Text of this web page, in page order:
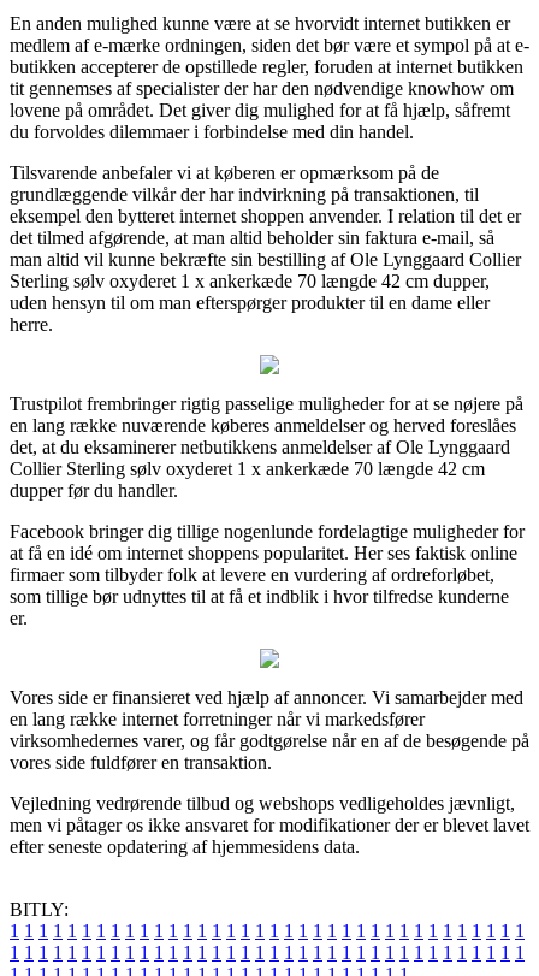
En anden mulighed kunne være at se hvorvidt internet butikken er
medlem af e-mærke ordningen, siden det bør være et sympol på at e-
butikken accepterer de opstillede regler, foruden at internet butikken
tit gennemses af specialister der har den nødvendige knowhow om
lovene på området. Det giver dig mulighed for at få hjælp, såfremt
du forvoldes dilemmaer i forbindelse med din handel.
Tilsvarende anbefaler vi at køberen er opmærksom på de
grundlæggende vilkår der har indvirkning på transaktionen, til
eksempel den bytteret internet shoppen anvender. I relation til det er
det tilmed afgørende, at man altid beholder sin faktura e-mail, så
man altid vil kunne bekræfte sin bestilling af Ole Lynggaard Collier
Sterling sølv oxyderet 1 x ankerkæde 70 længde 42 cm dupper,
uden hensyn til om man efterspørger produkter til en dame eller
herre.
Trustpilot frembringer rigtig passelige muligheder for at se nøjere på
en lang række nuværende køberes anmeldelser og herved foreslåes
det, at du eksaminerer netbutikkens anmeldelser af Ole Lynggaard
Collier Sterling sølv oxyderet 1 x ankerkæde 70 længde 42 cm
dupper før du handler.
Facebook bringer dig tillige nogenlunde fordelagtige muligheder for
at få en idé om internet shoppens popularitet. Her ses faktisk online
firmaer som tilbyder folk at levere en vurdering af ordreforløbet,
som tillige bør udnyttes til at få et indblik i hvor tilfredse kunderne
er.
Vores side er finansieret ved hjælp af annoncer. Vi samarbejder med
en lang række internet forretninger når vi markedsfører
virksomhedernes varer, og får godtgørelse når en af de besøgende på
vores side fuldfører en transaktion.
Vejledning vedrørende tilbud og webshops vedligeholdes jævnligt,
men vi påtager os ikke ansvaret for modifikationer der er blevet lavet
efter seneste opdatering af hjemmesidens data.
BITLY:
1 1 1 1 1 1 1 1 1 1 1 1 1 1 1 1 1 1 1 1 1 1 1 1 1 1 1 1 1 1 1 1 1 1 1 1
1 1 1 1 1 1 1 1 1 1 1 1 1 1 1 1 1 1 1 1 1 1 1 1 1 1 1 1 1 1 1 1 1 1 1 1